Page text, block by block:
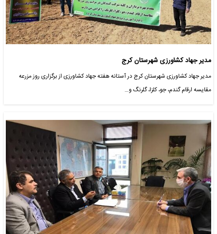
مدیر جهاد کشاورزی شهرستان کرج
مدیر جهاد کشاورزی شهرستان کرج در آستانه هفته جهاد کشاورزی از برگزاری روز مزرعه
مقایسه ارقام گندم، جو، کلزا، گلرنگ و…